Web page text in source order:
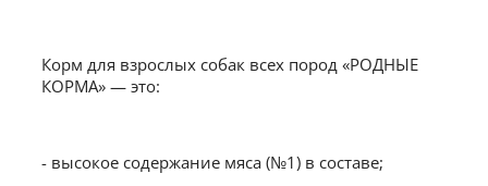
Корм для взрослых собак всех пород «РОДНЫЕ
КОРМА» — это:
- высокое содержание мяса (№1) в составе;